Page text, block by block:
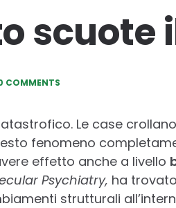
scuote
COMMENTS
Le case
fenomeno
effetto anche a livello
Psychiatry, ha
strutturali